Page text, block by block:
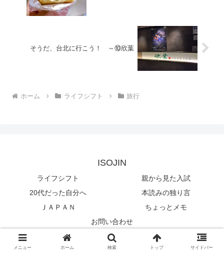
そうだ、台北に行こう！ ～⑩欣葉
ホーム ライフシフト 旅行
ISOJIN
ライフシフト
親から見た入試
20代だった自分へ
本読みの独り言
ＪＡＰＡＮ
ちょっとメモ
お問い合わせ
© 2018 ISOJIN.
メニュー ホーム 検索 トップ サイドバー